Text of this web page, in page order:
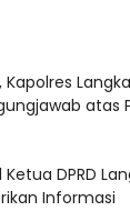
atas
Ketua DPRD
Informasi